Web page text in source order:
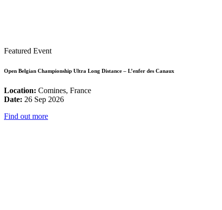
Featured Event
Open Belgian Championship Ultra Long Distance – L’enfer des Canaux
Location: Comines, France
Date: 26 Sep 2026
Find out more